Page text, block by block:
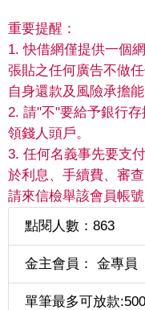
重要提醒：
1. 快借網僅提供一個
張貼之任何廣告不做
自身還款及風險承擔
2. 請"不"要給予銀行
領錢人頭戶。
3. 任何名義事先要支
於利息、手續費、審
請來信檢舉該會員帳號
點閱人數：863
金主會員： 金專員
單筆最多可放款